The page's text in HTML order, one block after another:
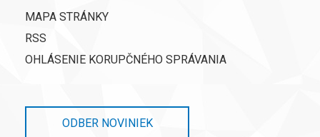
MAPA STRÁNKY
RSS
OHLÁSENIE KORUPČNÉHO SPRÁVANIA
ODBER NOVINIEK